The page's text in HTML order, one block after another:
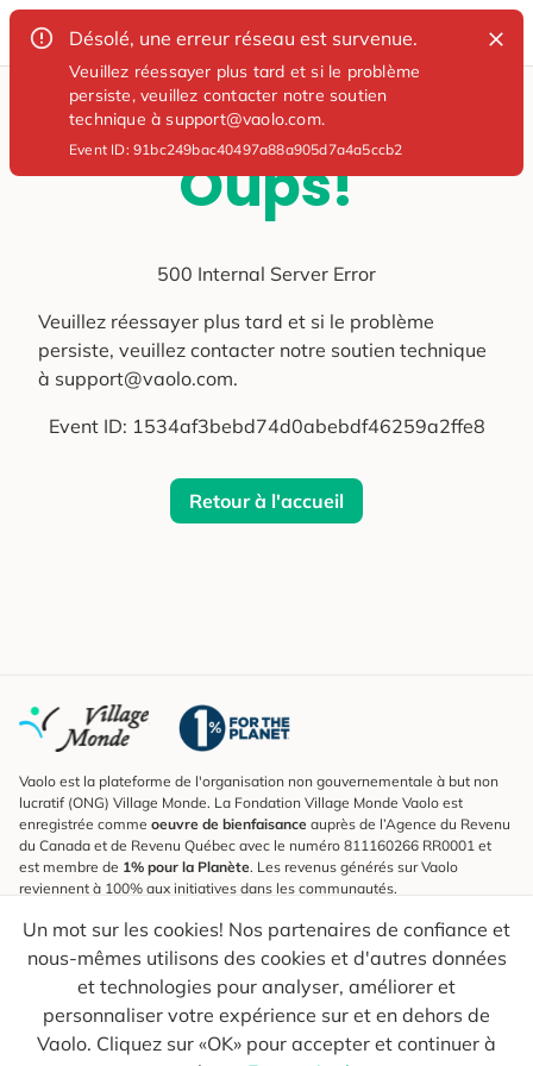
Désolé, une erreur réseau est survenue.
Veuillez réessayer plus tard et si le problème
persiste, veuillez contacter notre soutien
technique à support@vaolo.com.
Event ID:91bc249bac40497a88a905d7a4a5ccb2
Oups!
500 Internal Server Error
Veuillez réessayer plus tard et si le problème
persiste, veuillez contacter notre soutien technique
à support@vaolo.com.
Event ID: 1534af3bebd74d0abebdf46259a2ffe8
Retour à l'accueil
Un mot sur les cookies! Nos partenaires de confiance et
nous-mêmes utilisons des cookies et d'autres données
et technologies pour analyser, améliorer et
personnaliser votre expérience sur et en dehors de
Vaolo. Cliquez sur «OK» pour accepter et continuer à
Vaolo est la plateforme de l'organisation non gouvernementale à but non
lucratif (ONG) Village Monde. La Fondation Village Monde Vaolo est
enregistrée comme oeuvre de bienfaisance auprès de l’Agence du Revenu
du Canada et de Revenu Québec avec le numéro 811160266 RR0001 et
est membre de 1% pour la Planète. Les revenus générés sur Vaolo
reviennent à 100% aux initiatives dans les communautés.
S'inscrire à l'infolettre
Pour connaître les nouveautés, suivre nos explorateurs et recevoir des
astuces pour des voyages plus conscients.
Ton courriel Envoyer